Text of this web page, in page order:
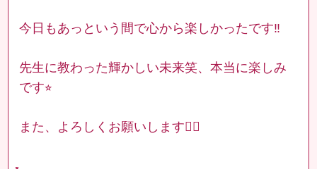
今日もあっという間で心から楽しかったです‼︎
先生に教わった輝かしい未来笑、本当に楽しみ
です⭐︎
また、よろしくお願いします🙇‍♀️